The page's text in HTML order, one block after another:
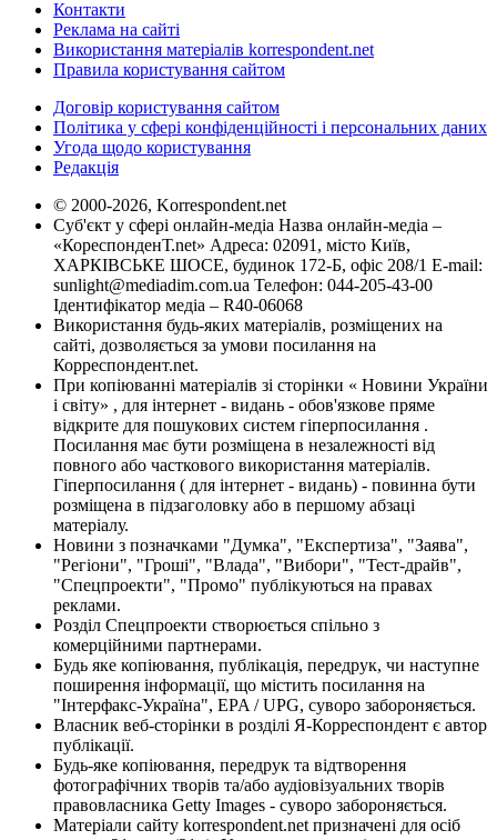
Контакти
Реклама на сайті
Використання матеріалів korrespondent.net
Правила користування сайтом
Договір користування сайтом
Політика у сфері конфіденційності і персональних даних
Угода щодо користування
Редакція
© 2000-2026, Korrespondent.net
Суб'єкт у сфері онлайн-медіа Назва онлайн-медіа –
«КореспонденТ.net» Адреса: 02091, місто Київ,
ХАРКІВСЬКЕ ШОСЕ, будинок 172-Б, офіс 208/1 E-mail:
sunlight@mediadim.com.ua Телефон: 044-205-43-00
Ідентифікатор медіа – R40-06068
Використання будь-яких матеріалів, розміщених на
сайті, дозволяється за умови посилання на
Корреспондент.net.
При копіюванні матеріалів зі сторінки « Новини України
і світу» , для інтернет - видань - обов'язкове пряме
відкрите для пошукових систем гіперпосилання .
Посилання має бути розміщена в незалежності від
повного або часткового використання матеріалів.
Гіперпосилання ( для інтернет - видань) - повинна бути
розміщена в підзаголовку або в першому абзаці
матеріалу.
Новини з позначками "Думка", "Експертиза", "Заява",
"Регіони", "Гроші", "Влада", "Вибори", "Тест-драйв",
"Спецпроекти", "Промо" публікуються на правах
реклами.
Розділ Спецпроекти створюється спільно з
комерційними партнерами.
Будь яке копіювання, публікація, передрук, чи наступне
поширення інформації, що містить посилання на
"Інтерфакс-Україна", EPA / UPG, суворо забороняється.
Власник веб-сторінки в розділі Я-Корреспондент є автор
публікації.
Будь-яке копіювання, передрук та відтворення
фотографічних творів та/або аудіовізуальних творів
правовласника Getty Images - суворо забороняється.
Матеріали сайту korrespondent.net призначені для осіб